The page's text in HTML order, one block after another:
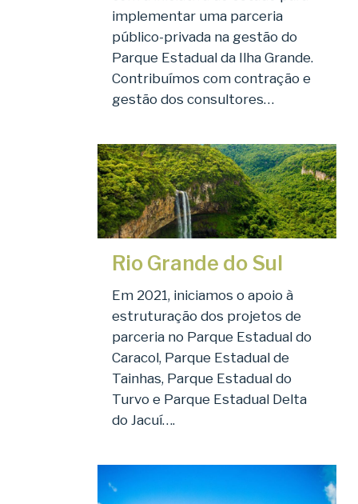
implementar uma parceria
público-privada na gestão do
Parque Estadual da Ilha Grande.
Contribuímos com contração e
gestão dos consultores…
Rio Grande do Sul
Em 2021, iniciamos o apoio à
estruturação dos projetos de
parceria no Parque Estadual do
Caracol, Parque Estadual de
Tainhas, Parque Estadual do
Turvo e Parque Estadual Delta
do Jacuí….